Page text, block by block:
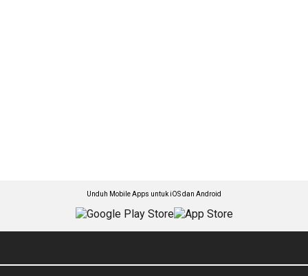
Unduh Mobile Apps untuk iOS dan Android